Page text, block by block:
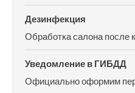
Дезинфекция
Обработка салона после
Уведомление в ГИБДД
Официально оформим